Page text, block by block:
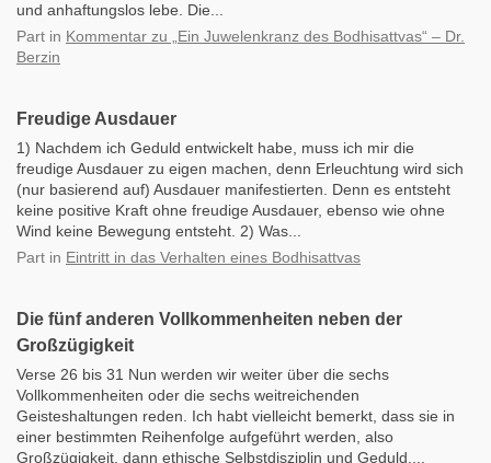
und anhaftungslos lebe. Die...
Part in Kommentar zu „Ein Juwelenkranz des Bodhisattvas“ – Dr.
Berzin
Freudige Ausdauer
1) Nachdem ich Geduld entwickelt habe, muss ich mir die
freudige Ausdauer zu eigen machen, denn Erleuchtung wird sich
(nur basierend auf) Ausdauer manifestierten. Denn es entsteht
keine positive Kraft ohne freudige Ausdauer, ebenso wie ohne
Wind keine Bewegung entsteht. 2) Was...
Part in Eintritt in das Verhalten eines Bodhisattvas
Die fünf anderen Vollkommenheiten neben der
Großzügigkeit
Verse 26 bis 31 Nun werden wir weiter über die sechs
Vollkommenheiten oder die sechs weitreichenden
Geisteshaltungen reden. Ich habt vielleicht bemerkt, dass sie in
einer bestimmten Reihenfolge aufgeführt werden, also
Großzügigkeit, dann ethische Selbstdisziplin und Geduld,...